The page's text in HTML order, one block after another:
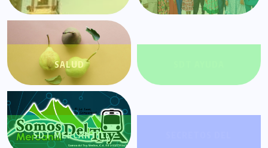
SALUD
SDT MERCANTIL